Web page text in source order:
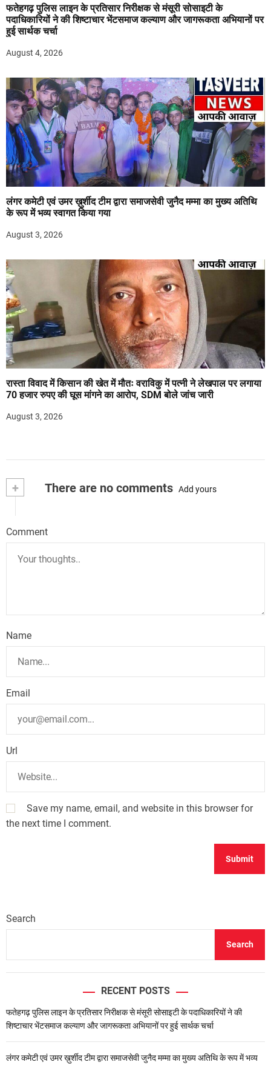
फतेहगढ़ पुलिस लाइन के प्रतिसार निरीक्षक से मंसूरी सोसाइटी के
पदाधिकारियों ने की शिष्टाचार भेंटसमाज कल्याण और जागरूकता अभियानों पर
हुई सार्थक चर्चा
August 4, 2026
लंगर कमेटी एवं उमर ख़ुर्शीद टीम द्वारा समाजसेवी जुनैद मम्मा का मुख्य अतिथि
के रूप में भव्य स्वागत किया गया
August 3, 2026
रास्ता विवाद में किसान की खेत में मौतः वराविकु में पत्नी ने लेखपाल पर लगाया
70 हजार रुपए की घूस मांगने का आरोप, SDM बोले जांच जारी
August 3, 2026
+ There are no comments Add yours
Comment
Name
Email
Url
Save my name, email, and website in this browser for
the next time I comment.
Search
Search
RECENT POSTS
फतेहगढ़ पुलिस लाइन के प्रतिसार निरीक्षक से मंसूरी सोसाइटी के पदाधिकारियों ने की
शिष्टाचार भेंटसमाज कल्याण और जागरूकता अभियानों पर हुई सार्थक चर्चा
लंगर कमेटी एवं उमर ख़ुर्शीद टीम द्वारा समाजसेवी जुनैद मम्मा का मुख्य अतिथि के रूप में भव्य